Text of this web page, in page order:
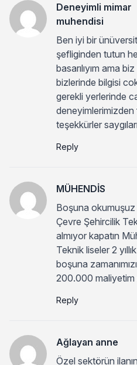
Deneyimli mimar
muhendisi
Ben iyi bir
şefliginden tutun
basarılıyım ama
bizlerinde bilgisi
gerekli yerlerinde
deneyimlerimizden
teşekkürler
Reply
MÜHENDİS
Boşuna
Çevre Şehircilik
almıyor kapatın
Teknik liseler 2
boşuna
200.000 maliyetim
Reply
Ağlayan anne
Özel sektörün